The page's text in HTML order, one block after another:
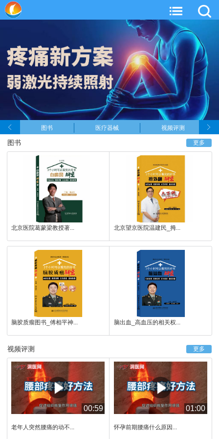
图书 医疗器械 视频评测
更多
图书
北京医院葛蒙梁教授著... 北京望京医院温建民_拇...
脑胶质瘤图书_傅相平神... 脑出血_高血压的相关权...
更多
视频评测
00:59
老年人突然腰痛的动不...
01:00
怀孕前期腰痛什么原因...